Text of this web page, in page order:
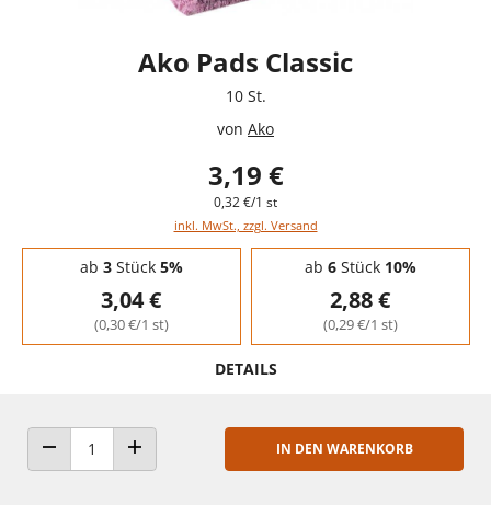
Ako Pads Classic
10 St.
von Ako
3,19 €
0,32 €/1 st
inkl. MwSt., zzgl. Versand
Staffelpreise - Mengenrabatt
ab 3Stück 5%
3,04 €
(0,30 €/1 st)
ab 6Stück 10%
2,88 €
(0,29 €/1 st)
DETAILS
ANZAHL VERRINGERNANZAHL ERHÖHEN
IN DEN WARENKORB